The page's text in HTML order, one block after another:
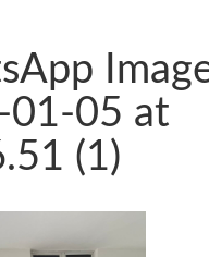
o Coren-AL
visão de futuro e
01-05 at
(1)